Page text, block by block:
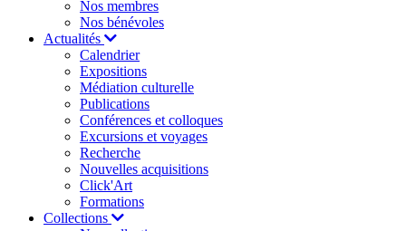
Nos membres
Nos bénévoles
Actualités
Calendrier
Expositions
Médiation culturelle
Publications
Conférences et colloques
Excursions et voyages
Recherche
Nouvelles acquisitions
Click'Art
Formations
Collections